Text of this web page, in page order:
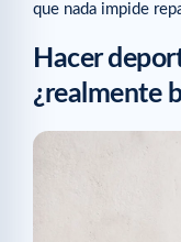
que nada impide
Hacer
¿realmente